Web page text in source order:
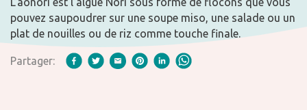
pouvez saupoudrer sur une soupe miso, une salade ou un
plat de nouilles ou de riz comme touche finale.
Partager: